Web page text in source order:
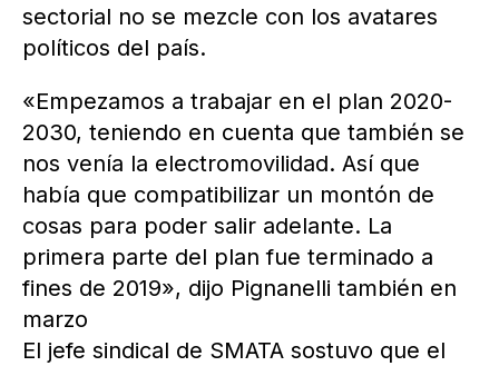
sectorial no se mezcle con los avatares
políticos del país.
«Empezamos a trabajar en el plan 2020-
2030, teniendo en cuenta que también se
nos venía la electromovilidad. Así que
había que compatibilizar un montón de
cosas para poder salir adelante. La
primera parte del plan fue terminado a
fines de 2019», dijo Pignanelli también en
marzo
El jefe sindical de SMATA sostuvo que el